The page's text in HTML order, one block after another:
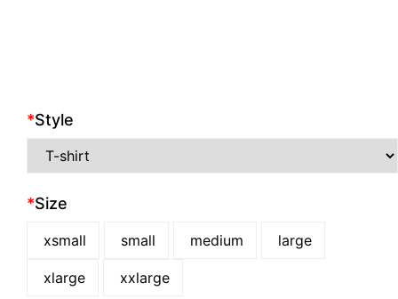
*Style
*Size
xsmall small medium large
xlarge xxlarge